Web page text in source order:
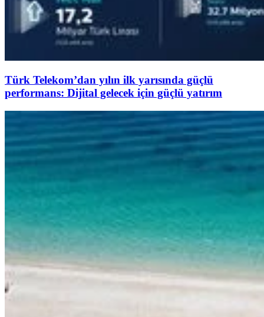
Türk Telekom’dan yılın ilk yarısında güçlü
performans: Dijital gelecek için güçlü yatırım